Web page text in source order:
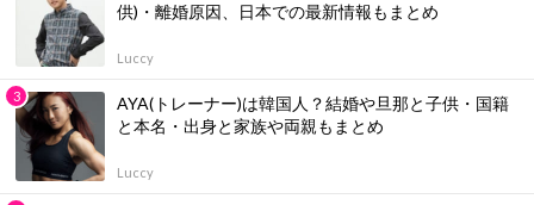
供)・離婚原因、日本での最新情報もまとめ
Luccy
AYA(トレーナー)は韓国人？結婚や旦那と子供・国籍
と本名・出身と家族や両親もまとめ
Luccy